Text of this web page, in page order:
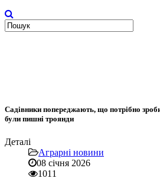
Садівники попереджають, що потрібно
були пишні троянди
Деталі
Аграрні новини
08 січня 2026
1011